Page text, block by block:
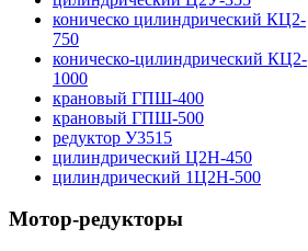
коническо цилиндрический КЦ2-
750
коническо-цилиндрический КЦ2-
1000
крановый ГПШ-400
крановый ГПШ-500
редуктор У3515
цилиндрический Ц2Н-450
цилиндрический 1Ц2Н-500
Мотор-редукторы